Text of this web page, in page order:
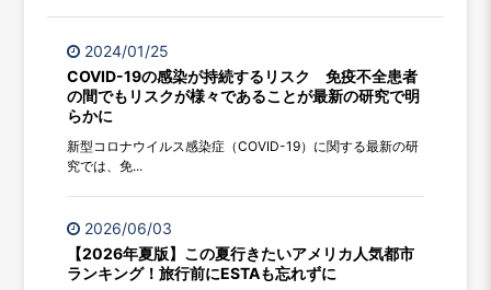
2024/01/25
COVID-19の感染が持続するリスク 免疫不全患者
の間でもリスクが様々であることが最新の研究で明
らかに
新型コロナウイルス感染症（COVID-19）に関する最新の研
究では、免...
2026/06/03
【2026年夏版】この夏行きたいアメリカ人気都市
ランキング！旅行前にESTAも忘れずに